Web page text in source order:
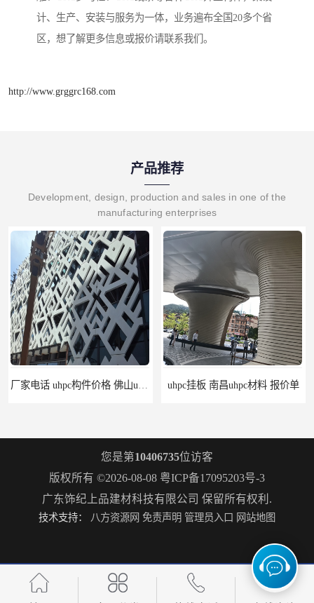
计、生产、安装与服务为一体，业务遍布全国20多个省
区，想了解更多信息或报价请联系我们。
http://www.grggrc168.com
产品推荐
Development, design, production and sales in one of the
manufacturing enterprises
uhpc挂板 南昌uhpc材料 报价单
构件grc 联系方式 佛山grc吊顶厂家 惠州grc生产厂家 grc欧式构件 20年行业经验
您是第10406735位访客
版权所有 ©2026-08-08 粤ICP备17095203号-3
广东饰纪上品建材科技有限公司 保留所有权利.
技术支持： 八方资源网 免责声明 管理员入口 网站地图